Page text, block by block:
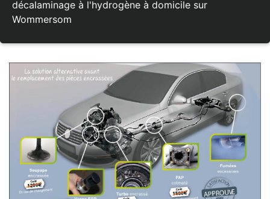
décalaminage à l'hydrogène à domicile sur
Wommersom